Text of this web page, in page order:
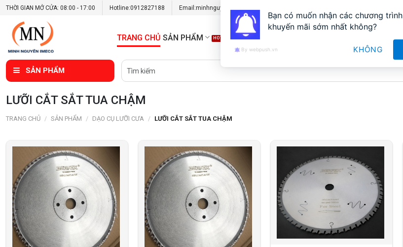
THỜI GIAN MỞ CỬA: 08:00 - 17:00 Hotline:0912827188 Email:minhnguyen163@gmail.com
TRANG CHỦ SẢN PHẨM NĂNG LỰC
SẢN PHẨM
LƯỠI CẮT SẮT TUA CHẬM
TRANG CHỦ / SẢN PHẨM / DẠO CỤ LƯỠI CƯA / LƯỠI CẮT SẮT TUA CHẬM
Bạn có muốn nhận các chương trình
khuyến mãi sớm nhất không?
By webpush.vn KHÔNG